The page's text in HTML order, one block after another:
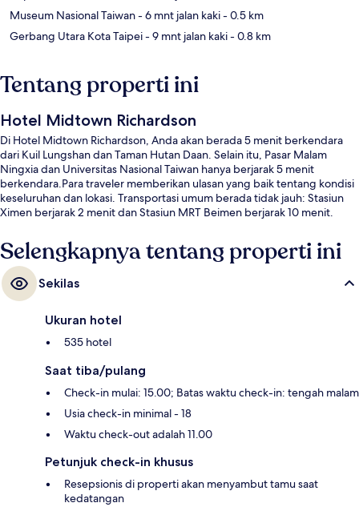
Museum Nasional Taiwan- 6 mnt jalan kaki- 0.5 km
Gerbang Utara Kota Taipei- 9 mnt jalan kaki- 0.8 km
Tentang properti ini
Hotel Midtown Richardson
Di Hotel Midtown Richardson, Anda akan berada 5 menit berkendara
dari Kuil Lungshan dan Taman Hutan Daan. Selain itu, Pasar Malam
Ningxia dan Universitas Nasional Taiwan hanya berjarak 5 menit
berkendara.Para traveler memberikan ulasan yang baik tentang kondisi
keseluruhan dan lokasi. Transportasi umum berada tidak jauh: Stasiun
Ximen berjarak 2 menit dan Stasiun MRT Beimen berjarak 10 menit.
Selengkapnya tentang properti ini
Sekilas
Ukuran hotel
535 hotel
Saat tiba/pulang
Check-in mulai: 15.00; Batas waktu check-in: tengah malam
Usia check-in minimal - 18
Waktu check-out adalah 11.00
Petunjuk check-in khusus
Resepsionis di properti akan menyambut tamu saat
kedatangan